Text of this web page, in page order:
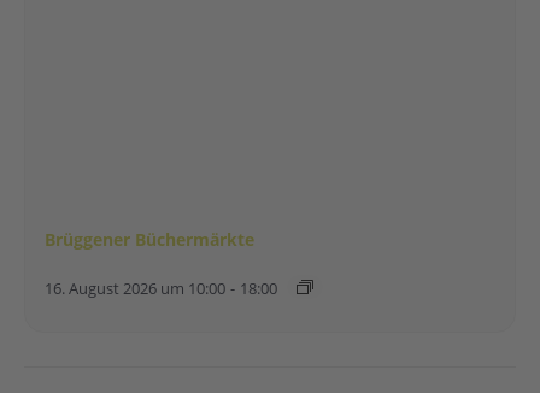
Brüggener Büchermärkte
16. August 2026 um 10:00 - 18:00